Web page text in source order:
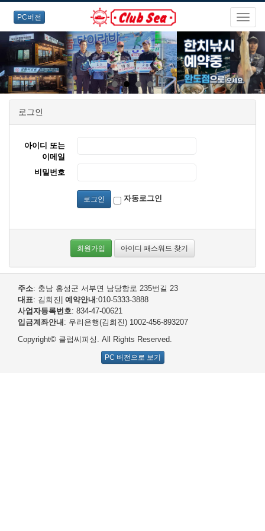
PC버전
로그인
아이디 또는
이메일
비밀번호
로그인 자동로그인
회원가입 아이디 패스워드 찾기
주소: 충남 홍성군 서부면 남당항로 235번길 23
대표: 김희진 예약안내 :010-5333-3888
사업자등록번호: 834-47-00621
입금계좌안내 : 우리은행(김희진) 1002-456-893207
Copyright© 클럽씨피싱. All Rights Reserved.
PC 버전으로 보기